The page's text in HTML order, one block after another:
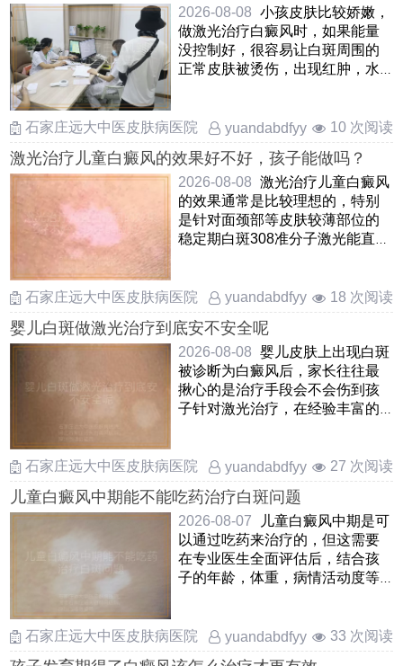
2026-08-08 小孩皮肤比较娇嫩，
做激光治疗白癜风时，如果能量
没控制好，很容易让白斑周围的
正常皮肤被烫伤，出现红肿，水
石家庄远大中医皮肤病医院
yuandabdfyy 10 次阅读
激光治疗儿童白癜风的效果好不好，孩子能做吗？
2026-08-08 激光治疗儿童白癜风
的效果通常是比较理想的，特别
是针对面颈部等皮肤较薄部位的
稳定期白斑308准分子激光能直接
石家庄远大中医皮肤病医院 yuandabdfyy 18 次阅读
婴儿白斑做激光治疗到底安不安全呢
2026-08-08 婴儿皮肤上出现白斑
被诊断为白癜风后，家长往往最
揪心的是治疗手段会不会伤到孩
子针对激光治疗，在经验丰富的
石家庄远大中医皮肤病医院 yuandabdfyy 27 次阅读
儿童白癜风中期能不能吃药治疗白斑问题
2026-08-07
儿童白癜风中期是可
以通过吃药来治疗的，但这需要
在专业医生全面评估后，结合孩
子的年龄，体重，病情活动度等
石家庄远大中医皮肤病医院
yuandabdfyy 33 次阅读